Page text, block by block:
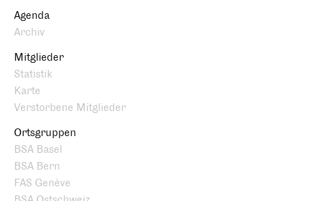
Agenda
Archiv
Mitglieder
Statistik
Karte
Verstorbene Mitglieder
Ortsgruppen
BSA Basel
BSA Bern
FAS Genève